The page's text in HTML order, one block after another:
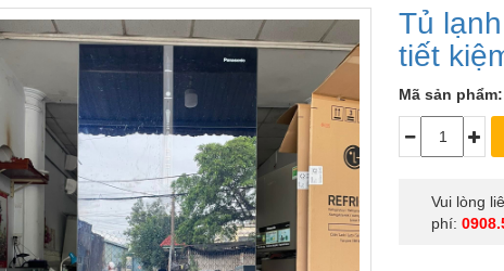
Tủ
tiết
Mã sản phẩm:
Vui lòng
phí: